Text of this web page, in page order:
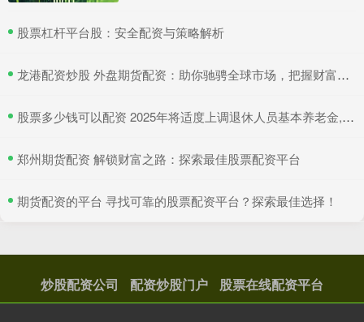
​股票杠杆平台股：安全配资与策略解析
​龙港配资炒股 外盘期货配资：助你驰骋全球市场，把握财富机遇
​股票多少钱可以配资 2025年将适度上调退休人员基本养老金, 4类人将会受益!
​郑州期货配资 解锁财富之路：探索最佳股票配资平台
​期货配资的平台 寻找可靠的股票配资平台？探索最佳选择！
炒股配资公司 配资炒股门户 股票在线配资平台